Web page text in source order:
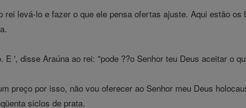
rei levá-lo e fazer o que ele pensa ofertas ajuste. Aqui estão os
', disse Araúna ao rei: "pode ??o Senhor teu Deus aceitar o
preço por isso, não vou oferecer ao Senhor meu Deus
siclos de prata.